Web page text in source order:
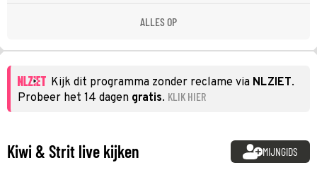
ALLES OP
Kijk dit programma zonder reclame via NLZIET.
Probeer het 14 dagen gratis. KLIK HIER
Kiwi & Strit live kijken MIJNGIDS